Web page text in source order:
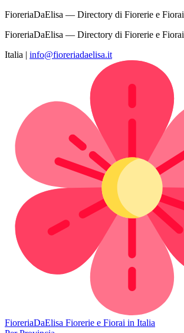
FioreriaDaElisa — Directory di Fiorerie e Fiorai
FioreriaDaElisa — Directory di Fiorerie e Fiorai
Italia | info@fioreriadaelisa.it
FioreriaDaElisa Fiorerie e Fiorai in Italia